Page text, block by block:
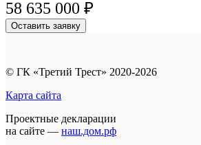
58 635 000 ₽
Оставить заявку
© ГК «Третий Трест» 2020-2026
Карта сайта
Проектные декларации
на сайте — наш.дом.рф